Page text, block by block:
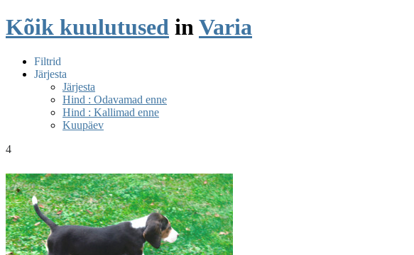
Kõik kuulutused in Varia
Filtrid
Järjesta
Järjesta
Hind : Odavamad enne
Hind : Kallimad enne
Kuupäev
4